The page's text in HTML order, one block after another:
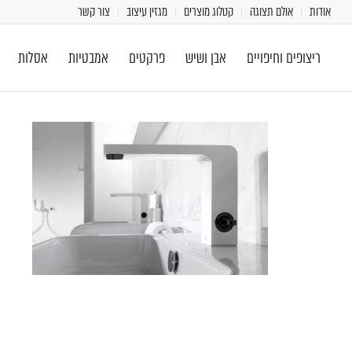
אודות אולם תצוגה קטלוג מוצרים מגזין עיצוב צור קשר
ריצופים וחיפויים אבן ושיש פרקטים אמבטיות אסלות